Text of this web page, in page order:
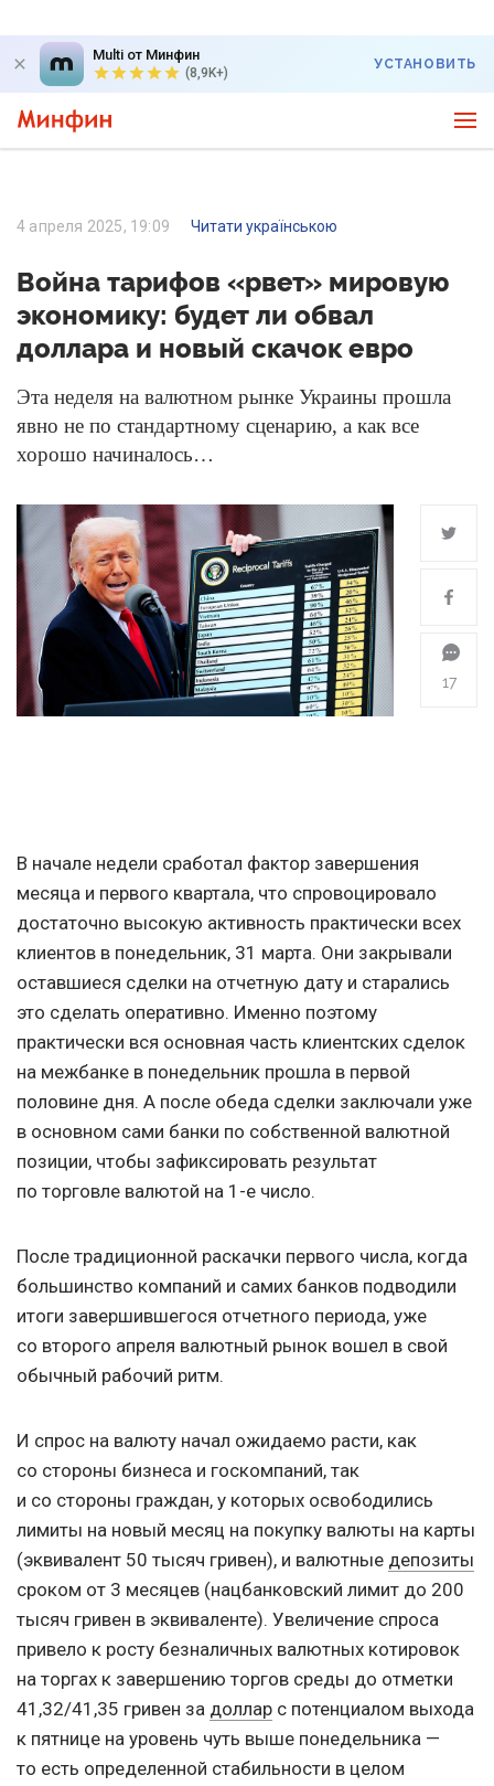
Multi от Минфин
(8,9K+)
УСТАНОВИТЬ
4 апреля 2025, 19:09 Читати українською
Война тарифов «рвет» мировую
экономику: будет ли обвал
доллара и новый скачок евро
Эта неделя на валютном рынке Украины прошла
явно не по стандартному сценарию, а как все
хорошо начиналось…
17
В начале недели сработал фактор завершения
месяца и первого квартала, что спровоцировало
достаточно высокую активность практически всех
клиентов в понедельник, 31 марта. Они закрывали
оставшиеся сделки на отчетную дату и старались
это сделать оперативно. Именно поэтому
практически вся основная часть клиентских сделок
на межбанке в понедельник прошла в первой
половине дня. А после обеда сделки заключали уже
в основном сами банки по собственной валютной
позиции, чтобы зафиксировать результат
по торговле валютой на 1-е число.
После традиционной раскачки первого числа, когда
большинство компаний и самих банков подводили
итоги завершившегося отчетного периода, уже
со второго апреля валютный рынок вошел в свой
обычный рабочий ритм.
И спрос на валюту начал ожидаемо расти, как
со стороны бизнеса и госкомпаний, так
и со стороны граждан, у которых освободились
лимиты на новый месяц на покупку валюты на карты
(эквивалент 50 тысяч гривен), и валютные депозиты
сроком от 3 месяцев (нацбанковский лимит до 200
тысяч гривен в эквиваленте). Увеличение спроса
привело к росту безналичных валютных котировок
на торгах к завершению торгов среды до отметки
41,32/41,35 гривен за доллар с потенциалом выхода
к пятнице на уровень чуть выше понедельника —
то есть определенной стабильности в целом